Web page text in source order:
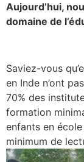
Aujourd’hui,
domaine de
Saviez-vous
en Inde n’ont
70% des
formation
enfants en
minimum de